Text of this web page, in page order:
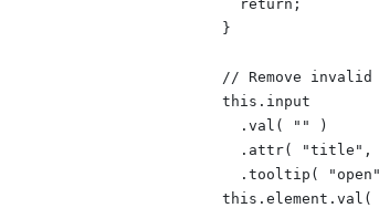
          return;
        }
// Remove invalid
        this.input
          .val( "" )
.attr( "title",
.tooltip(
this.element.val(